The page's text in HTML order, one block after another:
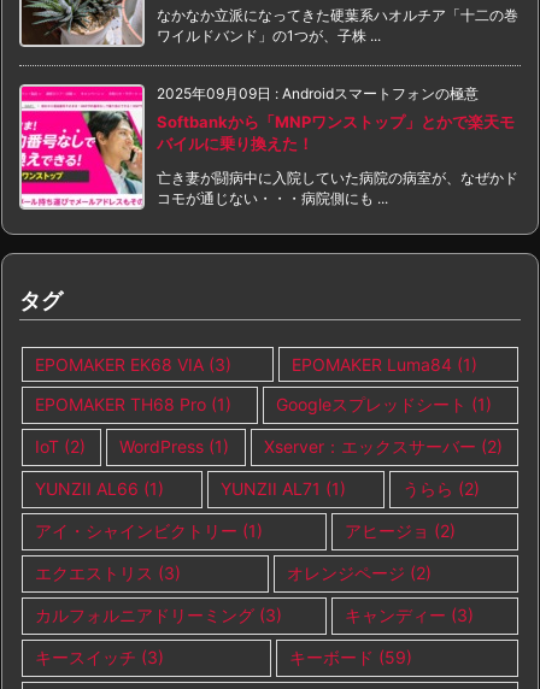
なかなか立派になってきた硬葉系ハオルチア「十二の巻
ワイルドバンド」の1つが、子株 ...
2025年09月09日 : Androidスマートフォンの極意
Softbankから「MNPワンストップ」とかで楽天モ
バイルに乗り換えた！
亡き妻が闘病中に入院していた病院の病室が、なぜかド
コモが通じない・・・病院側にも ...
タグ
EPOMAKER EK68 VIA (3) EPOMAKER Luma84(1)
EPOMAKER TH68 Pro (1) Googleスプレッドシート (1)
IoT (2) WordPress (1) Xserver：エックスサーバー (2)
YUNZII AL66 (1) YUNZII AL71 (1) うらら (2)
アイ・シャインビクトリー (1) アヒージョ (2)
エクエストリス (3) オレンジページ (2)
カルフォルニアドリーミング (3) キャンディー (3)
キースイッチ (3) キーボード (59)